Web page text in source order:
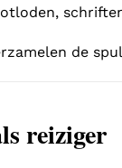
de
reiziger